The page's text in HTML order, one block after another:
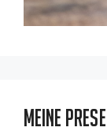
Meine